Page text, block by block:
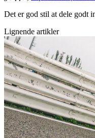
Det er god stil at dele godt
Lignende artikler